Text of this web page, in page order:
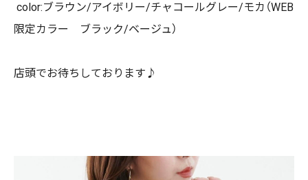
color:ブラウン/アイボリー/チャコールグレー/モカ（WEB
限定カラー ブラック/ベージュ）
店頭でお待ちしております♪